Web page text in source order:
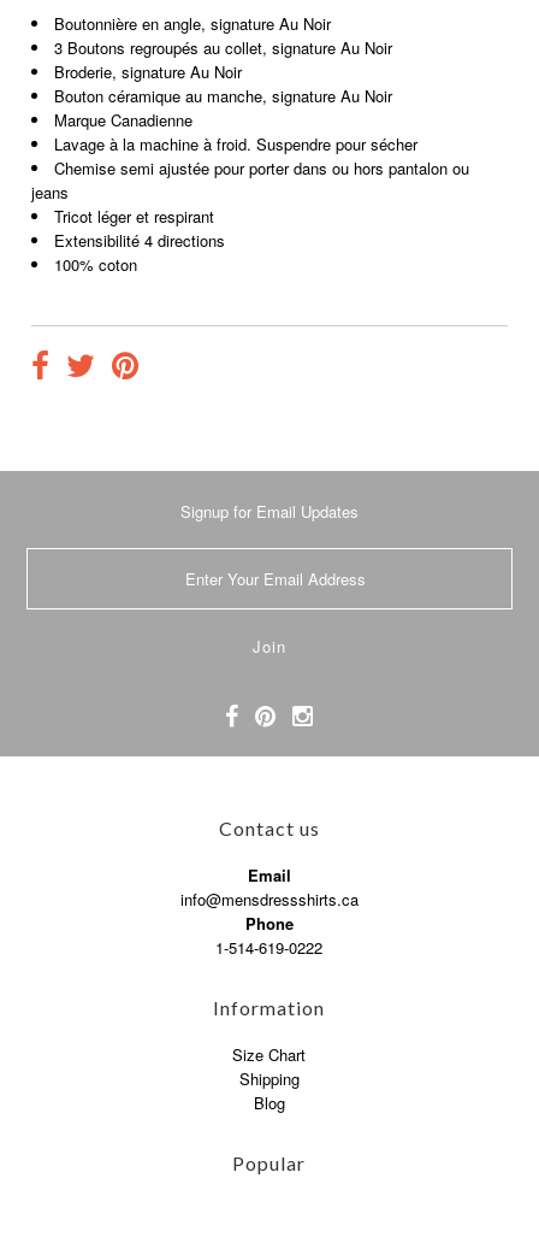
Boutonnière en angle, signature Au Noir
3 Boutons regroupés au collet, signature Au Noir
Broderie, signature Au Noir
Bouton céramique au manche, signature Au Noir
Marque Canadienne
Lavage à la machine à froid. Suspendre pour sécher
Chemise semi ajustée pour porter dans ou hors pantalon ou
jeans
Tricot léger et respirant
Extensibilité 4 directions
100% coton
Signup for Email Updates
Contact us
Email
info@mensdressshirts.ca
Phone
1-514-619-0222
Information
Size Chart
Shipping
Blog
Popular